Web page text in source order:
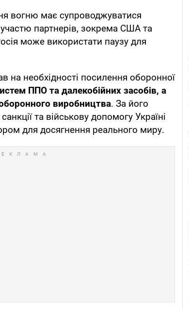
вогню має супроводжуватися
партнерів, зокрема США та
може використати паузу для
на необхідності посилення оборонної
ППО та далекобійних засобів, а
виробництва. За його
та військову допомогу Україні
для досягнення реального миру.